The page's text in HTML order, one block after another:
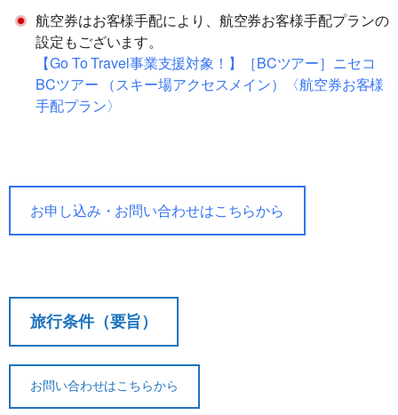
航空券はお客様手配により、航空券お客様手配プランの
設定もございます。
【Go To Travel事業支援対象！】［BCツアー］ニセコ
BCツアー （スキー場アクセスメイン）〈航空券お客様
手配プラン〉
お申し込み・お問い合わせはこちらから
旅行条件（要旨）
お問い合わせはこちらから